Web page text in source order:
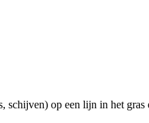
schijven) op een lijn in het